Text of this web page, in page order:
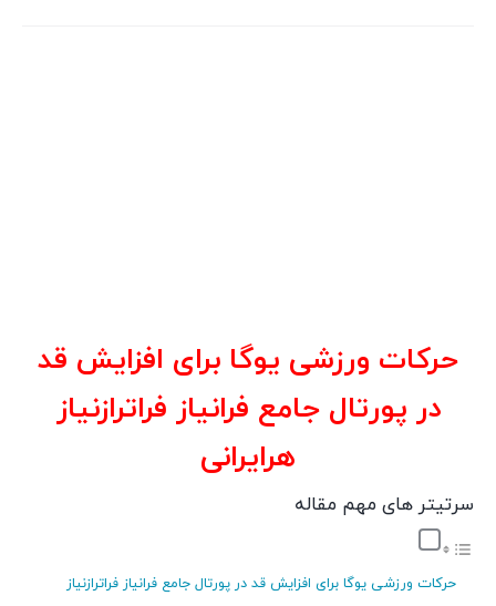
حرکات ورزشی یوگا برای افزایش قد
در پورتال جامع فرانیاز فراترازنیاز
هرایرانی
سرتیتر های مهم مقاله
حرکات ورزشی یوگا برای افزایش قد در پورتال جامع فرانیاز فراترازنیاز